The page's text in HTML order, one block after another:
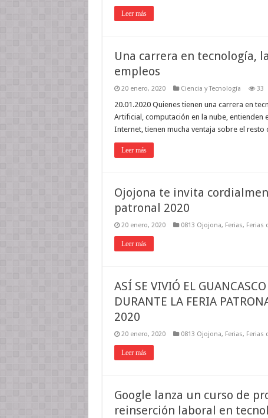
Leer más
Una carrera en tecnología,
empleos
20 enero, 2020 Ciencia y Tecnología 33
20.01.2020 Quienes tienen una carrera en
Artificial, computación en la nube, entienden
Internet, tienen mucha ventaja sobre el
Leer más
Ojojona te invita
patronal 2020
20 enero, 2020 0813 Ojojona, Ferias, Ferias
Leer más
ASÍ SE VIVIÓ EL
DURANTE LA FERIA
2020
20 enero, 2020 0813 Ojojona, Ferias, Ferias
Leer más
Google lanza un curso de
reinserción laboral en